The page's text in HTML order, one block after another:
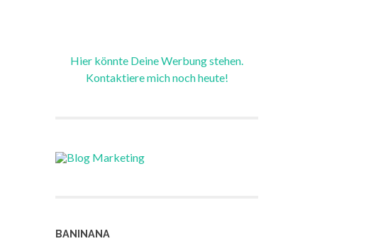
Hier könnte Deine Werbung stehen.
Kontaktiere mich noch heute!
BANINANA